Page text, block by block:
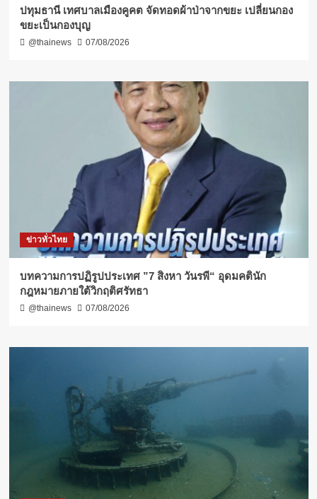
ปทุมธานี เทศบาลเมืองคูคต จัดทอดผ้าป่าจากขยะ เปลี่ยนกอง
ขยะเป็นกองบุญ
@thainews 07/08/2026
ข่าวทั่วไทย
บทความการปฏิรูปประเทศ ”7 สิงหา วันรพี“ อุดมคตินัก
กฎหมายภายใต้วิกฤติศรัทธา
@thainews 07/08/2026